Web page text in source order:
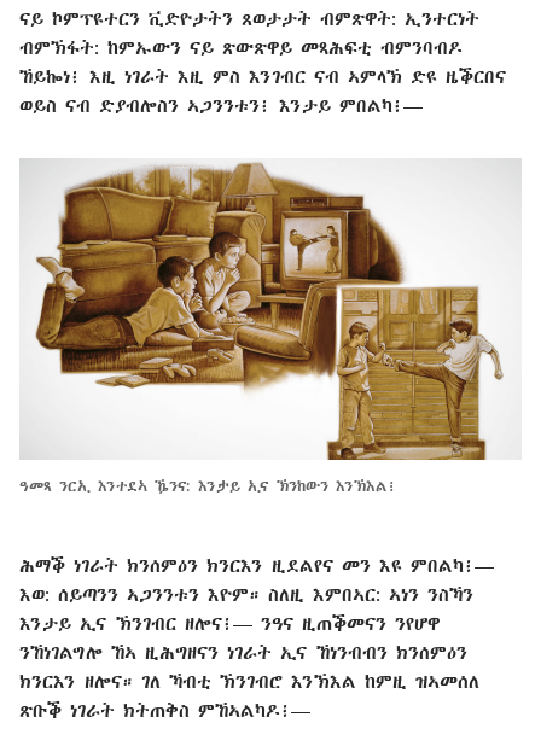
ናይ ኮምፕዩተርን ቪድዮታትን ጸወታታት ብምጽዋት: ኢንተርነት
ብምኽፋት: ከምኡውን ናይ ጽውጽዋይ መጻ​ሕፍቲ ብምንባብዶ
ኸይኰነ፧ እዚ ነገራት እዚ ምስ እንገብር ናብ ኣምላኽ ድዩ ዜቕርበና
ወይስ ናብ ድያብሎስን ኣጋንንቱን፧ እንታይ ምበልካ፧⁠—
ዓመጻ ንርኢ እንተደኣ ዄንና: እንታይ ኢና ኽንከውን እንኽእል፧
ሕማቕ ነገራት ክንሰምዕን ክንርእን ዚደልየና መን እዩ ምበልካ፧⁠—
እወ: ሰይጣንን ኣጋንንቱን እዮም። ስለዚ እምበኣር: ኣነን ንስኻን
እንታይ ኢና ኽንገብር ዘሎና፧⁠— ንዓና ዚጠቕመናን ንየሆዋ
ንኸነገልግሎ ኸኣ ዚሕግዘናን ነገራት ኢና ኸነንብብን ክንሰምዕን
ክንርእን ዘሎና። ገለ ኻብቲ ኽንገብሮ እንኽእል ከምዚ ዝኣመሰለ
ጽቡቕ ነገራት ክትጠቅስ ምኸኣልካዶ፧⁠—